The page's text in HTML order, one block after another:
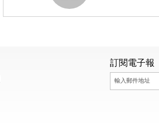
訂閱電子報